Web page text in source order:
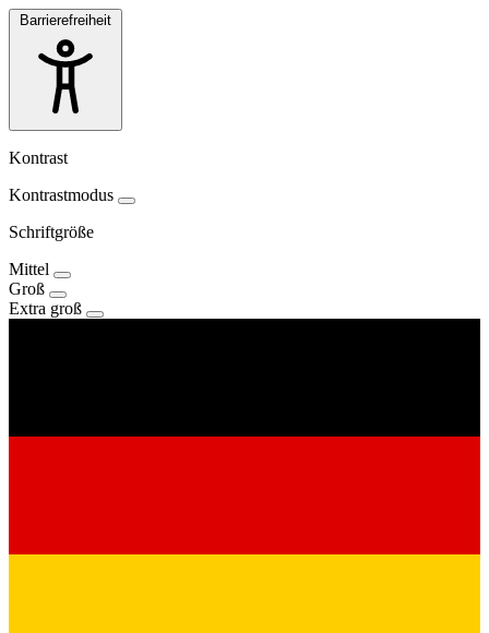
Barrierefreiheit
Kontrast
Kontrastmodus
Schriftgröße
Mittel
Groß
Extra groß